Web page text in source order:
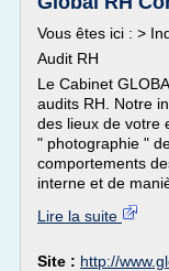
Vous êtes ici : >
Audit RH
Le Cabinet
audits RH. Notre
des lieux de votre
" photographie "
comportements
interne et de
Lire la suite
Site : http://